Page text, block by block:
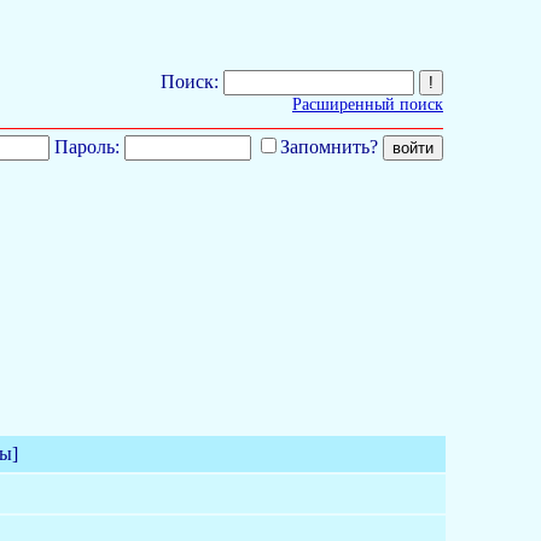
Поиск:
Расширенный поиск
Пароль: Запомнить?